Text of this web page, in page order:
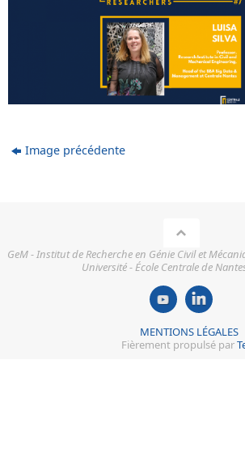
Image précédente
GeM - Institut de Recherche en Génie Civil et
Université - École Centrale de
MENTIONS LÉGALES
Fièrement propulsé par